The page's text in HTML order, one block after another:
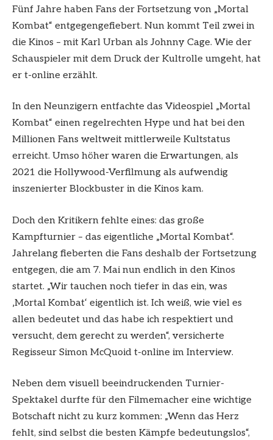
Fünf Jahre haben Fans der Fortsetzung von „Mortal
Kombat“ entgegengefiebert. Nun kommt Teil zwei in
die Kinos – mit Karl Urban als Johnny Cage. Wie der
Schauspieler mit dem Druck der Kultrolle umgeht, hat
er t-online erzählt.
In den Neunzigern entfachte das Videospiel „Mortal
Kombat“ einen regelrechten Hype und hat bei den
Millionen Fans weltweit mittlerweile Kultstatus
erreicht. Umso höher waren die Erwartungen, als
2021 die Hollywood-Verfilmung als aufwendig
inszenierter Blockbuster in die Kinos kam.
Doch den Kritikern fehlte eines: das große
Kampfturnier – das eigentliche „Mortal Kombat“.
Jahrelang fieberten die Fans deshalb der Fortsetzung
entgegen, die am 7. Mai nun endlich in den Kinos
startet. „Wir tauchen noch tiefer in das ein, was
‚Mortal Kombat‘ eigentlich ist. Ich weiß, wie viel es
allen bedeutet und das habe ich respektiert und
versucht, dem gerecht zu werden“, versicherte
Regisseur Simon McQuoid t-online im Interview.
Neben dem visuell beeindruckenden Turnier-
Spektakel durfte für den Filmemacher eine wichtige
Botschaft nicht zu kurz kommen: „Wenn das Herz
fehlt, sind selbst die besten Kämpfe bedeutungslos“,